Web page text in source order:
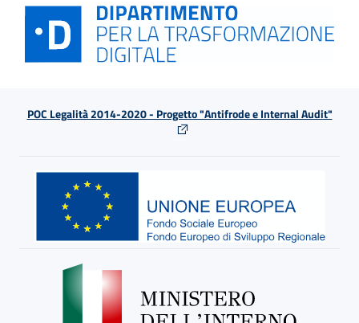
POC Legalità 2014-2020 - Progetto "Antifrode e Internal Audit"